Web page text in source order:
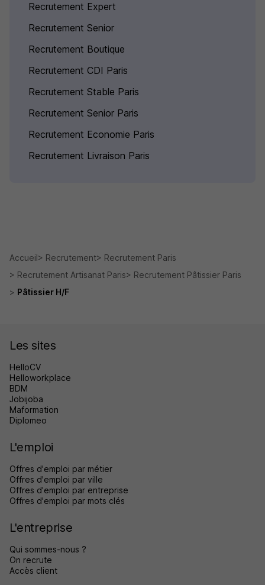
Recrutement Expert
Recrutement Senior
Recrutement Boutique
Recrutement CDI Paris
Recrutement Stable Paris
Recrutement Senior Paris
Recrutement Economie Paris
Recrutement Livraison Paris
Accueil Recrutement
Recrutement Paris
Recrutement Artisanat Paris
Recrutement Pâtissier Paris
Pâtissier H/F
Les sites
HelloCV
Helloworkplace
BDM
Jobijoba
Maformation
Diplomeo
L'emploi
Offres d'emploi par métier
Offres d'emploi par ville
Offres d'emploi par entreprise
Offres d'emploi par mots clés
L'entreprise
Qui sommes-nous ?
On recrute
Accès client